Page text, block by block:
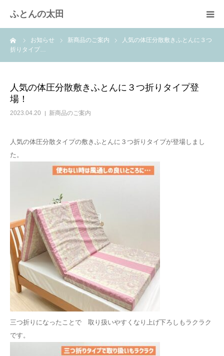
ふとんの太田
お知らせ 新商品のご案内
人気の体圧分散敷きふとんに３つ
折りタイプ…
人気の体圧分散敷きふとんに３つ折りタイプ登
場！
2023.04.20 新商品のご案内
人気の体圧分散タイプの敷きふとんに３つ折りタイプが登場しまし
た。
三つ折りになったことで 取り扱いやすくなり上げ下ろしもラクラク
です。
羽毛布団のリフォーム